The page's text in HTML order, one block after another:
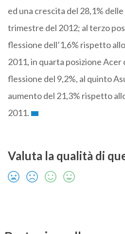
ed una crescita del 28,1%
trimestre del 2012; al terzo
flessione dell’1,6% rispetto
2011, in quarta posizione Acer
flessione del 9,2%, al quinto
aumento del 21,3% rispetto
2011.
Valuta la qualità di